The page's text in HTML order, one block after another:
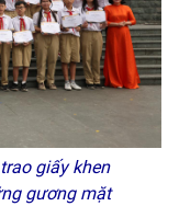
giấy khen
gương mặt